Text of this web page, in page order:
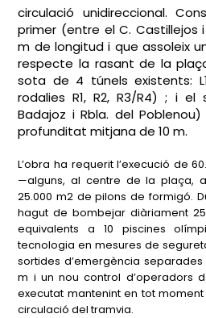
circulació unidireccional.
primer (entre el C. Castillejos
m de longitud i que assoleix
respecte la rasant de la
sota de 4 túnels existents:
rodalies R1, R2, R3/R4) ; i
Badajoz i Rbla. del
profunditat mitjana de 10 m.
L’obra ha requerit l’execució de
—alguns, al centre de la plaça,
25.000 m2 de pilons de formigó.
hagut de bombejar diàriament
equivalents a 10 piscines
tecnologia en mesures de
sortides d’emergència
m i un nou control d’operadors
executat mantenint en tot
circulació del tramvia.